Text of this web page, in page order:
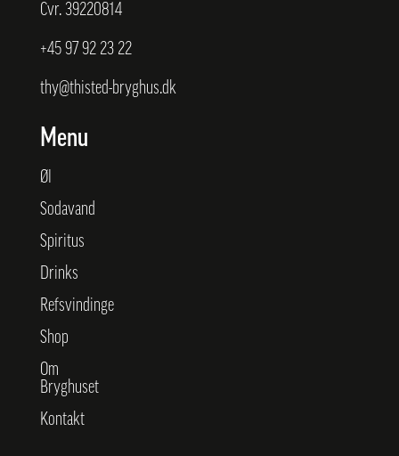
Cvr. 39220814
+45 97 92 23 22
thy@thisted-bryghus.dk
Menu
Øl
Sodavand
Spiritus
Drinks
Refsvindinge
Shop
Om
Bryghuset
Kontakt